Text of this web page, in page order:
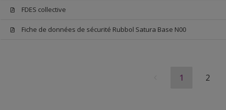
FDES collective
Fiche de données de sécurité Rubbol Satura Base N00
1 2